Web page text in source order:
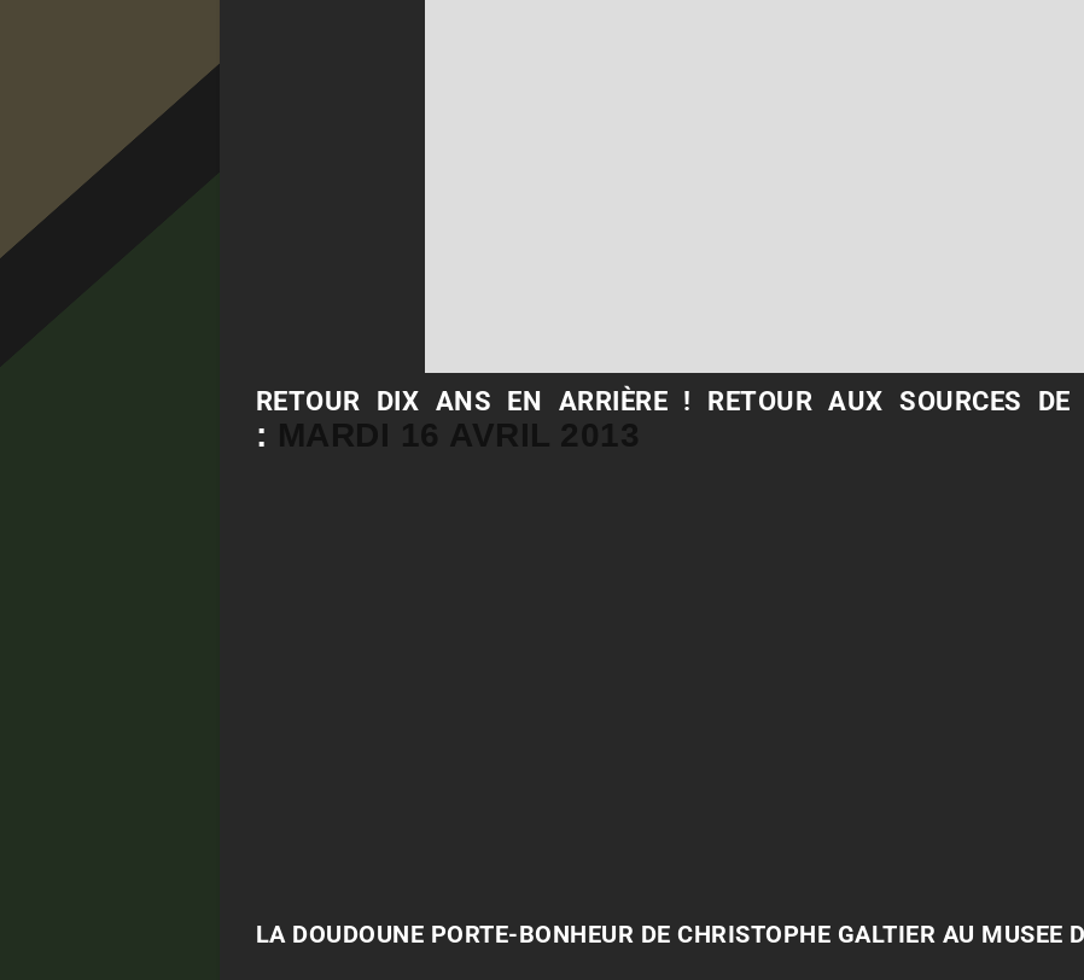
RETOUR DIX ANS EN ARRIÈRE ! RETOUR AUX SOURCES
: MARDI 16 AVRIL 2013
LA DOUDOUNE PORTE-BONHEUR DE CHRISTOPHE GALTIER AU MUSEE